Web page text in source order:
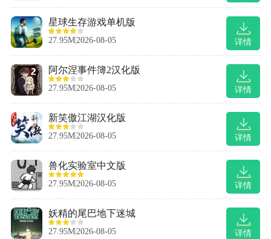
详情
星球生存游戏单机版
27.95M2026-08-05
详情
阿尔涅事件簿2汉化版
27.95M2026-08-05
详情
新笑傲江湖汉化版
27.95M2026-08-05
详情
兽化实验室中文版
27.95M2026-08-05
详情
妖精的尾巴地下迷城
27.95M2026-08-05